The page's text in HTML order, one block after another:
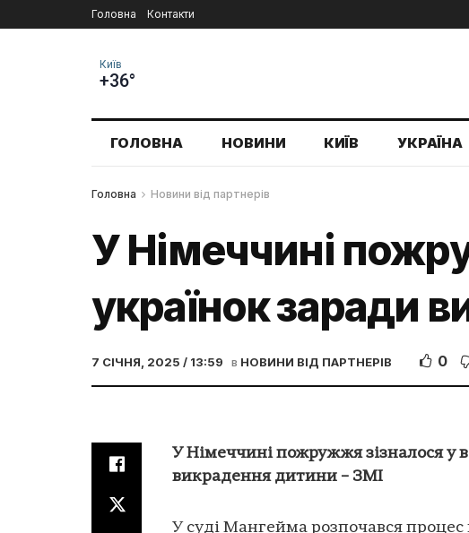
Головна Контакти
Київ
+36°
ГОЛОВНА НОВИНИ КИЇВ УКРАЇНА
Головна Новини від партнерів
У Німеччині
українок заради
7 СІЧНЯ, 2025 / 13:59 в НОВИНИ ВІД ПАРТНЕРІВ 0
У Німеччині пожружжя зізналося у
викрадення дитини – ЗМІ
У суді Мангейма розпочався процес